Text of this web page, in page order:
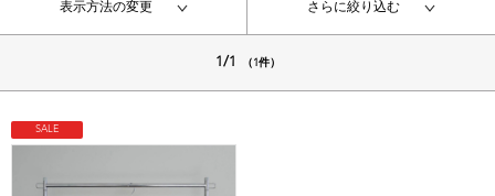
表示方法の変更 さらに絞り込む
1/1 （1件）
SALE